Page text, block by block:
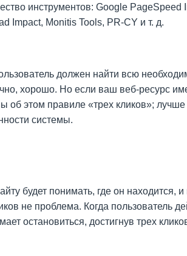
инструментов: Google PageSpeed
Impact, Monitis Tools, PR-CY и т. д.
должен найти всю
хорошо. Но если ваш веб-ресурс
об этом правиле «трех кликов»;
системы.
будет понимать, где он находится, и
не проблема. Когда пользователь
остановиться, достигнув трех